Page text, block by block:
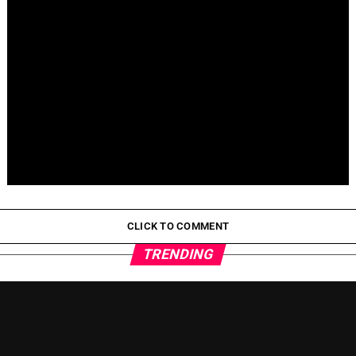
Pepeto Preventa: ¿Por Qué Está Ganando Popularidad?
CLICK TO COMMENT
TRENDING